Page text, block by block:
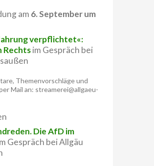
am 6. September um
verpflichtet«:
Rechtsim Gespräch bei
Themenvorschläge und
Mail an: streamerei@allgaeu-
Die AfD im
Gespräch bei Allgäu